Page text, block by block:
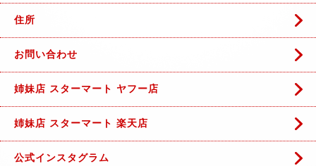
住所
お問い合わせ
姉妹店 スターマート ヤフー店
姉妹店 スターマート 楽天店
公式インスタグラム